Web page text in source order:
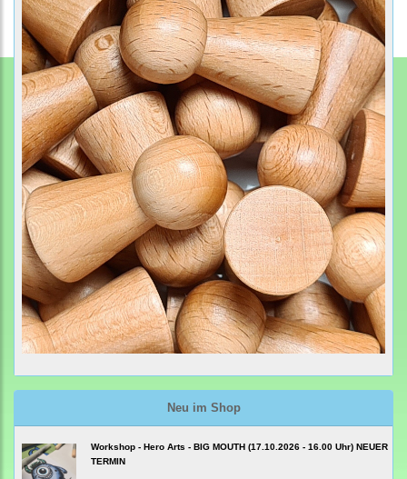
Neu im Shop
Workshop - Hero Arts - BIG MOUTH (17.10.2026 - 16.00 Uhr) NEUER
TERMIN